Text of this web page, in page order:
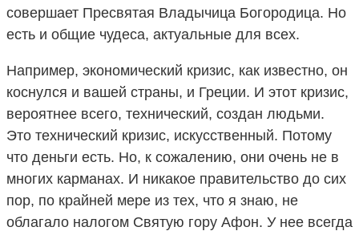
совершает Пресвятая Владычица Богородица. Но
есть и общие чудеса, актуальные для всех.
Например, экономический кризис, как известно, он
коснулся и вашей страны, и Греции. И этот кризис,
вероятнее всего, технический, создан людьми.
Это технический кризис, искусственный. Потому
что деньги есть. Но, к сожалению, они очень не в
многих карманах. И никакое правительство до сих
пор, по крайней мере из тех, что я знаю, не
облагало налогом Святую гору Афон. У нее всегда